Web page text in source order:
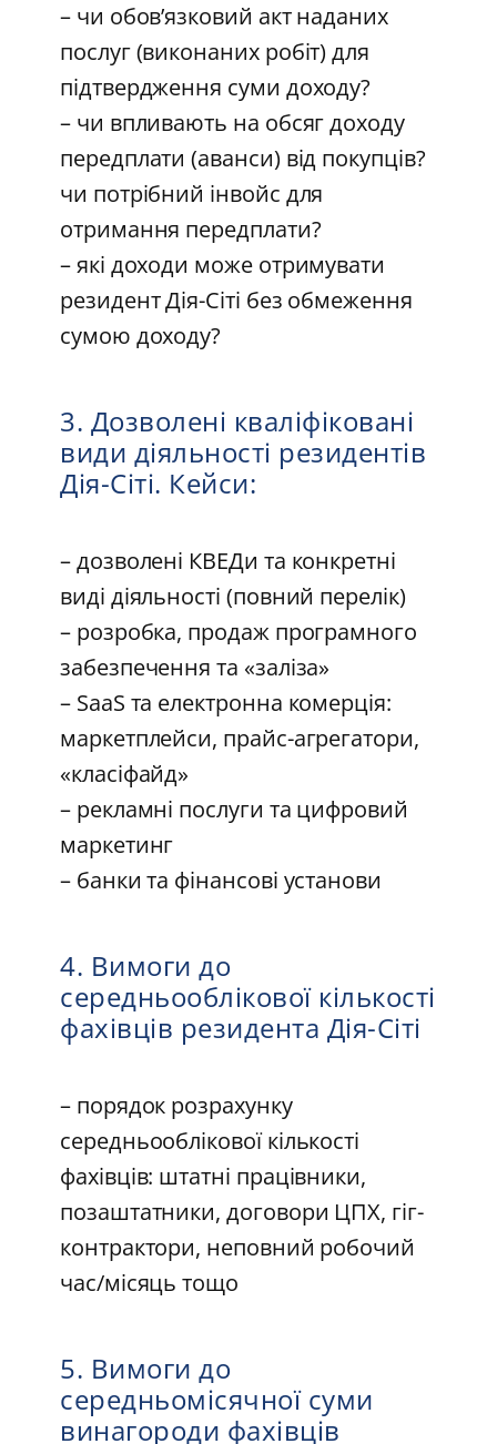
– чи обов’язковий акт наданих
послуг (виконаних робіт) для
підтвердження суми доходу?
– чи впливають на обсяг доходу
передплати (аванси) від покупців?
чи потрібний інвойс для
отримання передплати?
– які доходи може отримувати
резидент Дія-Сіті без обмеження
сумою доходу?
3. Дозволені кваліфіковані
види діяльності резидентів
Дія-Сіті. Кейси:
– дозволені КВЕДи та конкретні
виді діяльності (повний перелік)
– розробка, продаж програмного
забезпечення та «заліза»
– SaaS та електронна комерція:
маркетплейси, прайс-агрегатори,
«класіфайд»
– рекламні послуги та цифровий
маркетинг
– банки та фінансові установи
4. Вимоги до
середньооблікової кількості
фахівців резидента Дія-Сіті
– порядок розрахунку
середньооблікової кількості
фахівців: штатні працівники,
позаштатники, договори ЦПХ, гіг-
контрактори, неповний робочий
час/місяць тощо
5. Вимоги до
середньомісячної суми
винагороди фахівців